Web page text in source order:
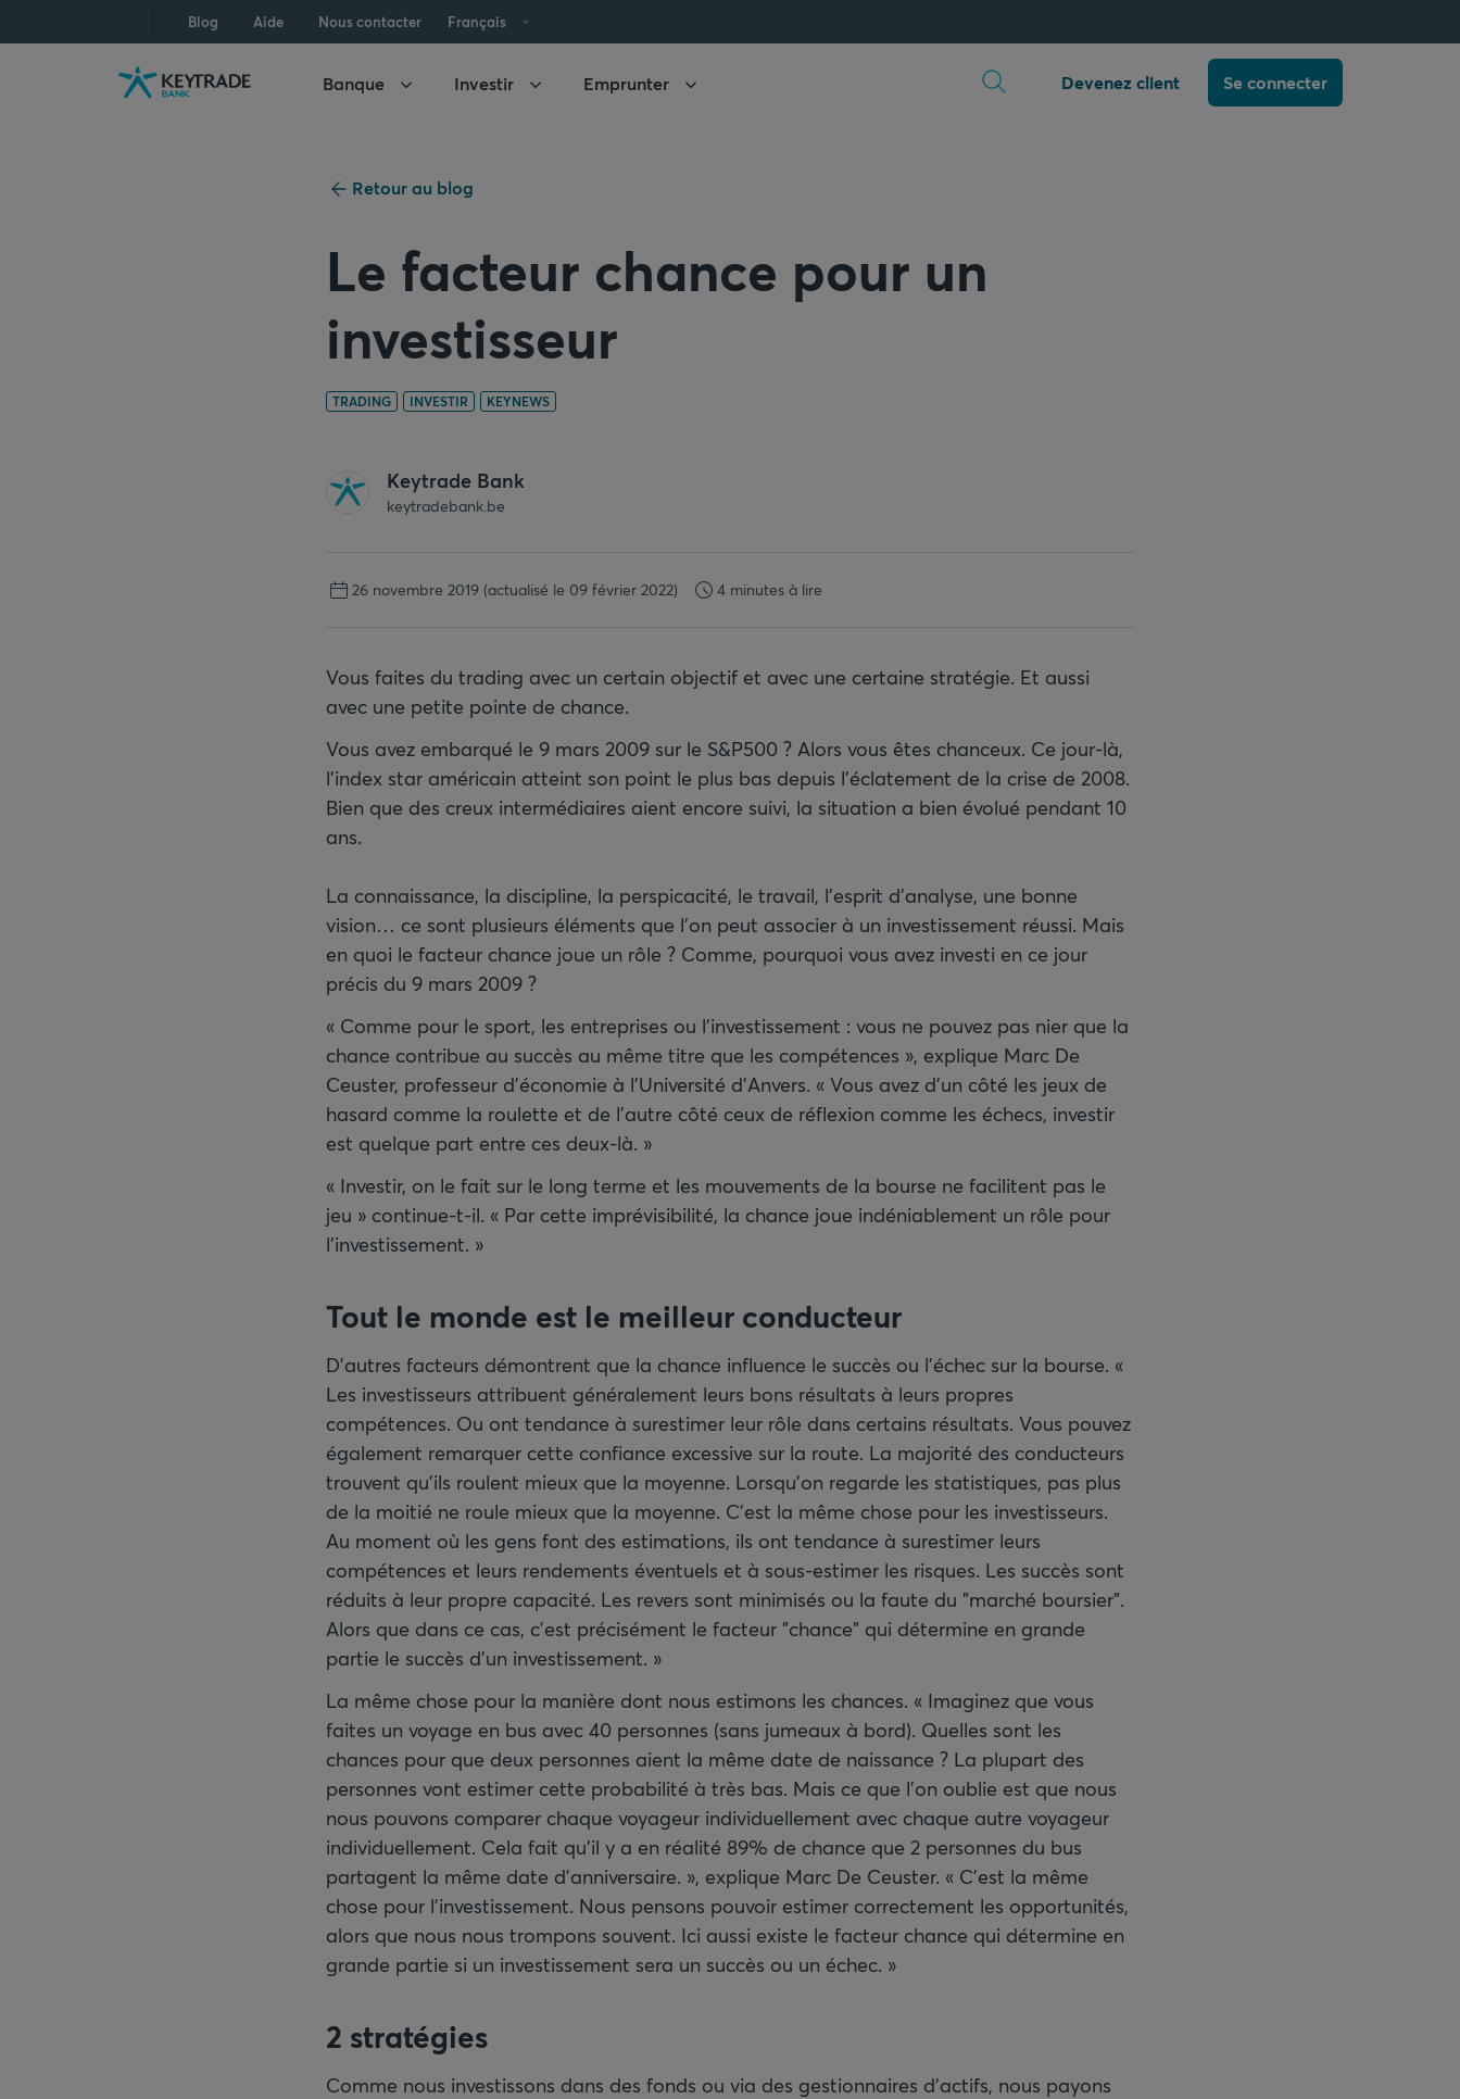
à
à
au
Blog Aide Nous contacter Français
Banque Investir Emprunter Devenez client Se connecter
Retour au blog
Le facteur chance pour un
investisseur
TRADING INVESTIR KEYNEWS
Keytrade Bank
keytradebank.be
26 novembre 2019 (actualisé le 09 février 2022) 4 minutes à lire
Vous faites du trading avec un certain objectif et avec une certaine stratégie. Et aussi
avec une petite pointe de chance.
Vous avez embarqué le 9 mars 2009 sur le S&P500 ? Alors vous êtes chanceux. Ce jour-là,
l’index star américain atteint son point le plus bas depuis l’éclatement de la crise de 2008.
Bien que des creux intermédiaires aient encore suivi, la situation a bien évolué pendant 10
ans.
La connaissance, la discipline, la perspicacité, le travail, l’esprit d’analyse, une bonne
vision… ce sont plusieurs éléments que l’on peut associer à un investissement réussi. Mais
en quoi le facteur chance joue un rôle ? Comme, pourquoi vous avez investi en ce jour
précis du 9 mars 2009 ?
« Comme pour le sport, les entreprises ou l’investissement : vous ne pouvez pas nier que la
chance contribue au succès au même titre que les compétences », explique Marc De
Ceuster, professeur d’économie à l’Université d’Anvers. « Vous avez d’un côté les jeux de
hasard comme la roulette et de l’autre côté ceux de réflexion comme les échecs, investir
est quelque part entre ces deux-là. »
« Investir, on le fait sur le long terme et les mouvements de la bourse ne facilitent pas le
jeu » continue-t-il. « Par cette imprévisibilité, la chance joue indéniablement un rôle pour
l’investissement. »
Tout le monde est le meilleur conducteur
D’autres facteurs démontrent que la chance influence le succès ou l’échec sur la bourse. «
Les investisseurs attribuent généralement leurs bons résultats à leurs propres
compétences. Ou ont tendance à surestimer leur rôle dans certains résultats. Vous pouvez
également remarquer cette confiance excessive sur la route. La majorité des conducteurs
trouvent qu’ils roulent mieux que la moyenne. Lorsqu’on regarde les statistiques, pas plus
de la moitié ne roule mieux que la moyenne. C’est la même chose pour les investisseurs.
Au moment où les gens font des estimations, ils ont tendance à surestimer leurs
compétences et leurs rendements éventuels et à sous-estimer les risques. Les succès sont
réduits à leur propre capacité. Les revers sont minimisés ou la faute du "marché boursier".
Alors que dans ce cas, c’est précisément le facteur "chance" qui détermine en grande
partie le succès d’un investissement. »
La même chose pour la manière dont nous estimons les chances. « Imaginez que vous
faites un voyage en bus avec 40 personnes (sans jumeaux à bord). Quelles sont les
chances pour que deux personnes aient la même date de naissance ? La plupart des
personnes vont estimer cette probabilité à très bas. Mais ce que l’on oublie est que nous
nous pouvons comparer chaque voyageur individuellement avec chaque autre voyageur
individuellement. Cela fait qu’il y a en réalité 89% de chance que 2 personnes du bus
partagent la même date d’anniversaire. », explique Marc De Ceuster. « C’est la même
chose pour l’investissement. Nous pensons pouvoir estimer correctement les opportunités,
alors que nous nous trompons souvent. Ici aussi existe le facteur chance qui détermine en
grande partie si un investissement sera un succès ou un échec. »
2 stratégies
Comme nous investissons dans des fonds ou via des gestionnaires d’actifs, nous payons